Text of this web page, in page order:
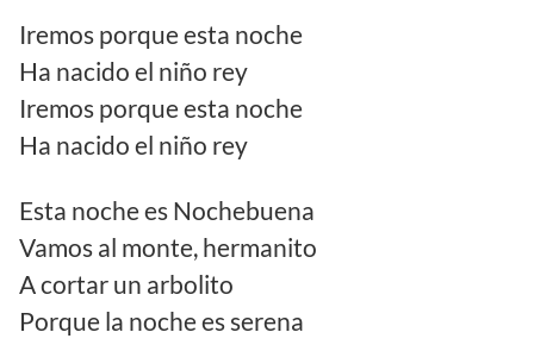
Iremos porque esta noche
Ha nacido el niño rey
Iremos porque esta noche
Ha nacido el niño rey
Esta noche es Nochebuena
Vamos al monte, hermanito
A cortar un arbolito
Porque la noche es serena